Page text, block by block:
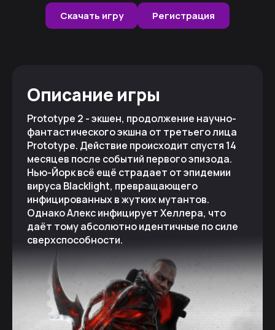
Скачать игру Регистрация
Описание игры
Prototype 2 - экшен, продолжение научно-
фантастического экшна от третьего лица
Prototype. Действие происходит спустя 14
месяцев после событий первого эпизода.
Нью-Йорк всё ещё страдает от эпидемии
вируса Blacklight, превращающего
инфицированных в жутких мутантов.
Однако Алекс инфицирует Хеллера, что
даёт тому абсолютно идентичные по силе
сверхспособности.